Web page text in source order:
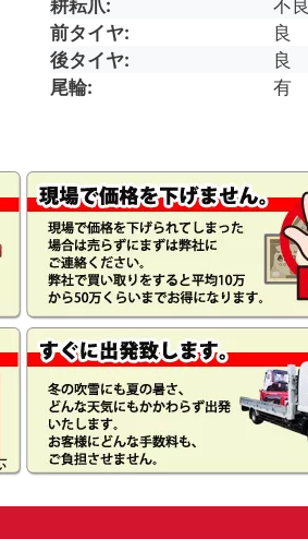
耕耘爪
不良
前タイヤ
良
後タイヤ
良
尾輪
有